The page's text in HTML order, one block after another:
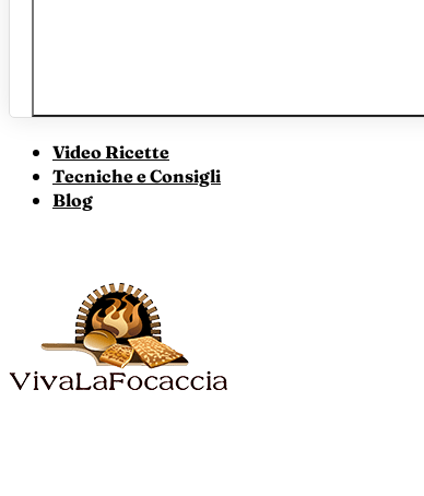
Video Ricette
Tecniche e Consigli
Blog